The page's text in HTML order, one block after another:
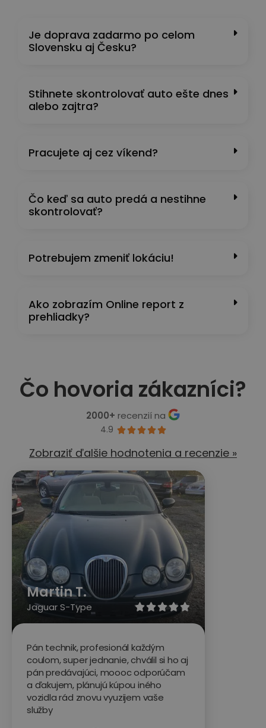
Je doprava zadarmo po celom
Slovensku aj Česku?
Stihnete skontrolovať auto ešte dnes
alebo zajtra?
Pracujete aj cez víkend?
Čo keď sa auto predá a nestihne
skontrolovať?
Potrebujem zmeniť lokáciu!
Ako zobrazím Online report z
prehliadky?
Čo hovoria zákazníci?
2000+ recenzií na
4.9 
Zobraziť ďalšie hodnotenia a recenzie »

Martin T.
Jaguar S-Type
Pán technik, profesionál každým
coulom, super jednanie, chválil si ho aj
pán predávajúci, moooc odporúčam
a ďakujem, plánujú kúpou iného
vozidla rád znovu vyuzijem vaše
služby